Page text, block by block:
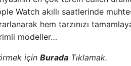
Watch akıllı saatlerinde
hem tarzınızı
modeller…
için Burada Tıklamak.